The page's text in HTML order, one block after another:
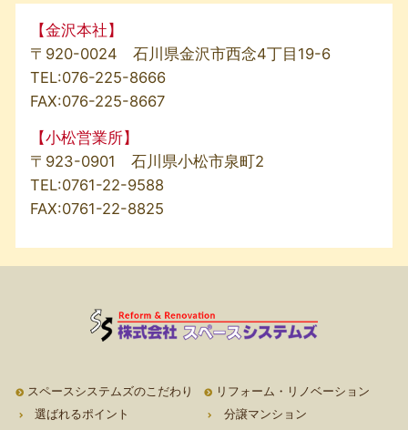
【金沢本社】
〒920-0024 石川県金沢市西念4丁目19-6
TEL:076-225-8666
FAX:076-225-8667
【小松営業所】
〒923-0901 石川県小松市泉町2
TEL:0761-22-9588
FAX:0761-22-8825
スペースシステムズのこだわり
選ばれるポイント
リフォーム・リノベーション
分譲マンション